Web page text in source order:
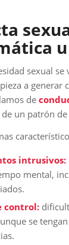
sexual
a generar
de
de un patrón de
intrusivos:
mental,
control:
se